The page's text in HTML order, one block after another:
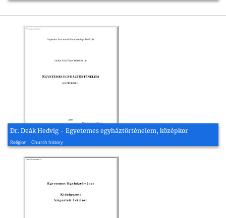
Dr. Deák Hedvig - Egyetemes egyháztörténelem, középkor
Religion | Church history